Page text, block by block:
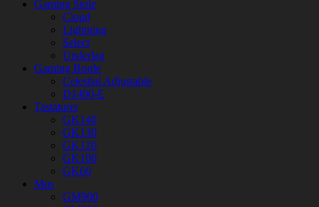
Gaming Stole
Cloud
Lightning
Select
Underlag
Gaming Borde
Celestial Adjustable
D1400-E
Tastaturer
GK140
GK130
GK120
GK100
GK60
Mus
GM900